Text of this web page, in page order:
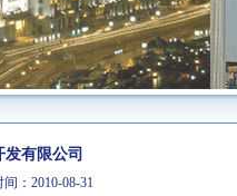
有限公司
：2010-08-31